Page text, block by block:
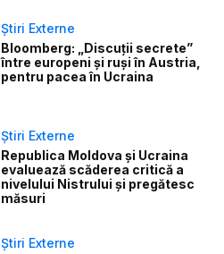
Știri Externe
Bloomberg: „Discuții secrete”
între europeni și ruși în Austria,
pentru pacea în Ucraina
Știri Externe
Republica Moldova și Ucraina
evaluează scăderea critică a
nivelului Nistrului și pregătesc
măsuri
Știri Externe